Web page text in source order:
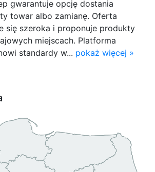
gwarantuje opcję dostania
towar albo zamianę. Oferta
się szeroka i proponuje produkty
miejscach. Platforma
standardy w... pokaż więcej »